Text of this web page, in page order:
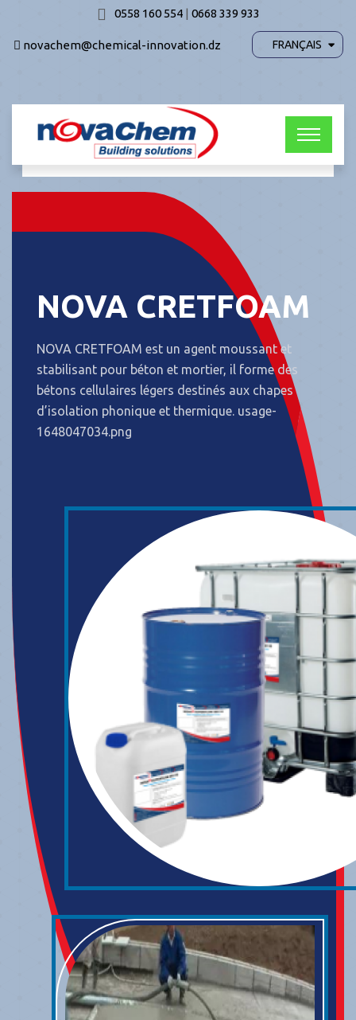
0558 160 554| 0668 339 933
novachem@chemical-innovation.dz FRANÇAIS
NOVA CRETFOAM
NOVA CRETFOAM est un agent moussant et
stabilisant pour béton et mortier, il forme des
bétons cellulaires légers destinés aux chapes
d’isolation phonique et thermique. usage-
1648047034.png